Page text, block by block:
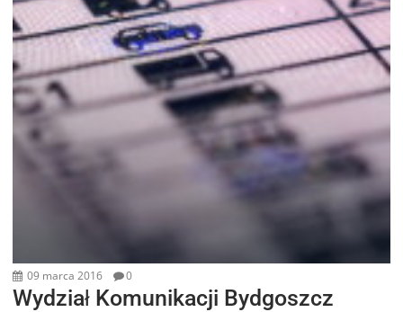
09 marca 2016 0
Wydział Komunikacji Bydgoszcz